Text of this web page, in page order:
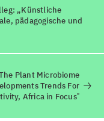
„Künstliche
pädagogische und
Plant Microbiome
Trends For
Africa in Focus‟